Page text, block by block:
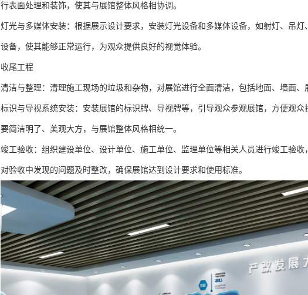
行表面处理和装饰，使其与展馆整体风格相协调。
灯光与多媒体安装：根据展示设计要求，安装灯光设备和多媒体设备，如射灯、吊
设备，使其能够正常运行，为观众提供良好的视觉体验。
收尾工程
清洁与整理：清理施工现场的垃圾和杂物，对展馆进行全面清洁，包括地面、墙面
标识与导视系统安装：安装展馆的标识牌、导视牌等，引导观众参观展馆，方便观
要简洁明了、美观大方，与展馆整体风格相统一。
竣工验收：组织建设单位、设计单位、施工单位、监理单位等相关人员进行竣工验
对验收中发现的问题及时整改，确保展馆达到设计要求和使用标准。